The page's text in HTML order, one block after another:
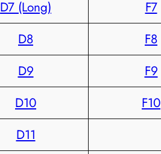
D7 (Long)
F7
D8
F8
D9
F9
D10
F10
D11